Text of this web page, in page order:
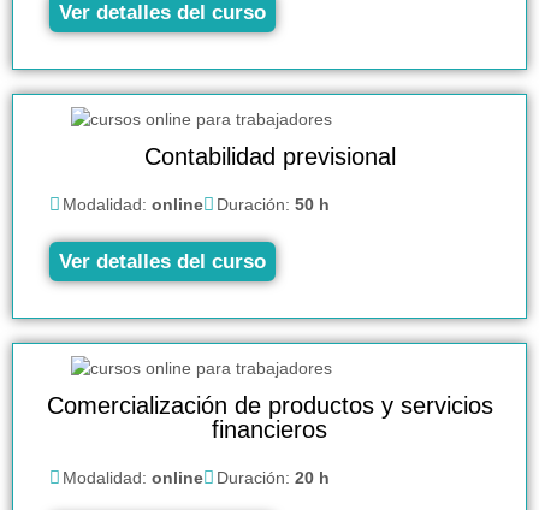
Ver detalles del curso
Contabilidad previsional
Modalidad: online Duración: 50 h
Ver detalles del curso
Comercialización de productos y servicios
financieros
Modalidad: online Duración: 20 h